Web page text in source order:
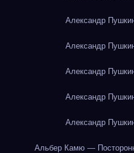
Александр
Александр
Александр
Александр
Александр
Альбер Камю —